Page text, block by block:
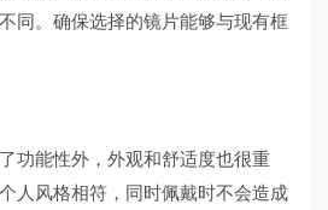
同。确保选择的镜片能够与现有框
功能性外，外观和舒适度也很重
人风格相符，同时佩戴时不会造成